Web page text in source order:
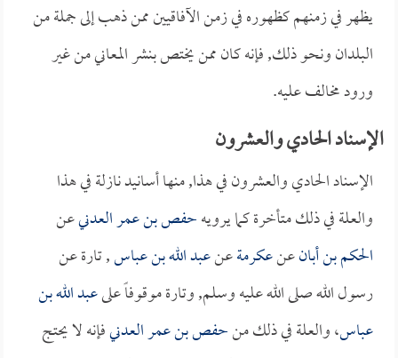
يظهر في زمنهم كظهوره في زمن الآفاقيين ممن ذهب إلى جملة من
البلدان ونحو ذلك, فإنه كان ممن يختص بنشر المعاني من غير
ورود مخالف عليه.
الإسناد الحادي والعشرون
الإسناد الحادي والعشرون في هذا, منها أسانيد نازلة في هذا
والعلة في ذلك متأخرة كما يرويهحفص بن عمر العدنيعن
الحكم بن أبانعنعكرمةعنعبد الله بن عباس, تارة عن
رسول الله صلى الله عليه وسلم, وتارة موقوفاً علىعبد الله بن
عباس، والعلة في ذلك منحفص بن عمر العدنيفإنه لا يحتج